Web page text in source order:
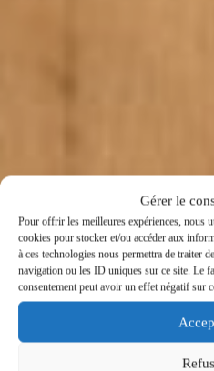
Gérer le
Pour offrir les meilleures expériences, nous
cookies pour stocker et/ou accéder aux
à ces technologies nous permettra de traiter
navigation ou les ID uniques sur ce site. Le
consentement peut avoir un effet négatif sur
PATRIMOINE,